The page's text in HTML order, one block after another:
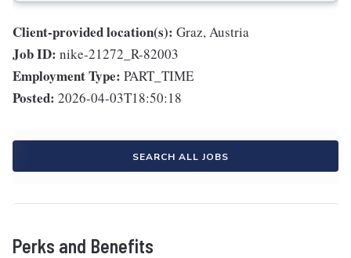
Client-provided location(s): Graz, Austria
Job ID: nike-21272_R-82003
Employment Type: PART_TIME
Posted: 2026-04-03T18:50:18
SEARCH ALL JOBS
Perks and Benefits